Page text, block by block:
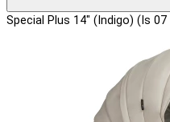
Special Plus 14" (Indigo) (Is